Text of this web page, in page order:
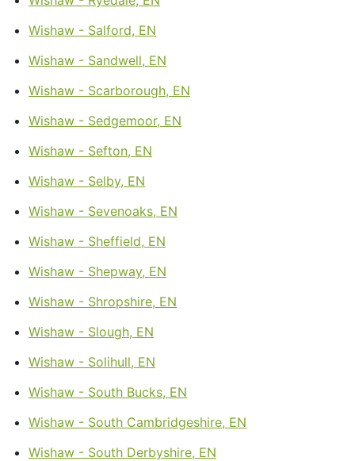
Wishaw - Salford, EN
Wishaw - Sandwell, EN
Wishaw - Scarborough, EN
Wishaw - Sedgemoor, EN
Wishaw - Sefton, EN
Wishaw - Selby, EN
Wishaw - Sevenoaks, EN
Wishaw - Sheffield, EN
Wishaw - Shepway, EN
Wishaw - Shropshire, EN
Wishaw - Slough, EN
Wishaw - Solihull, EN
Wishaw - South Bucks, EN
Wishaw - South Cambridgeshire, EN
Wishaw - South Derbyshire, EN